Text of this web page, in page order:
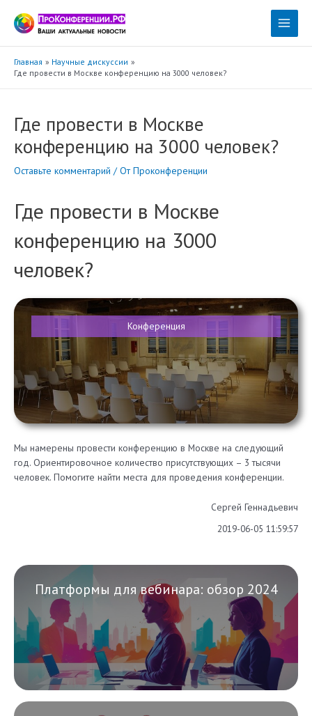
содержимому
Main
Главная
Научные дискуссии
Где провести в Москве конференцию на 3000 человек?
Где провести в Москве
конференцию на 3000 человек?
Оставьте комментарий / ОтПроконференции
Где провести в Москве
конференцию на 3000
человек?
Конференция
Мы намерены провести конференцию в Москве на следующий
год. Ориентировочное количество присутствующих – 3 тысячи
человек. Помогите найти места для проведения конференции.
Сергей Геннадьевич
2019-06-05 11:59:57
Платформы для вебинара: обзор 2024